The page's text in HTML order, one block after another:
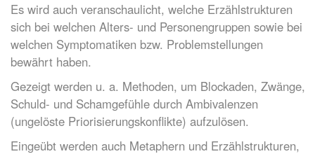
Es wird auch veranschaulicht, welche Erzählstrukturen
sich bei welchen Alters- und Personengruppen sowie bei
welchen Symptomatiken bzw. Problemstellungen
bewährt haben.
Gezeigt werden u. a. Methoden, um Blockaden, Zwänge,
Schuld- und Schamgefühle durch Ambivalenzen
(ungelöste Priorisierungskonflikte) aufzulösen.
Eingeübt werden auch Metaphern und Erzählstrukturen,